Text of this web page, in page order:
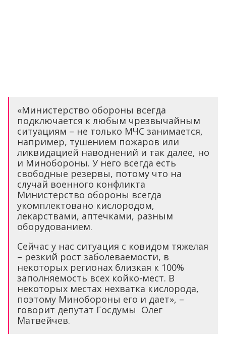
«Министерство обороны всегда
подключается к любым чрезвычайным
ситуациям – не только МЧС занимается,
например, тушением пожаров или
ликвидацией наводнений и так далее, но
и Минобороны. У него всегда есть
свободные резервы, потому что на
случай военного конфликта
Министерство обороны всегда
укомплектовано кислородом,
лекарствами, аптечками, разным
оборудованием.
Сейчас у нас ситуация с ковидом тяжелая
– резкий рост заболеваемости, в
некоторых регионах близкая к 100%
заполняемость всех койко-мест. В
некоторых местах нехватка кислорода,
поэтому Минобороны его и дает», –
говорит депутат Госдумы Олег
Матвейчев.